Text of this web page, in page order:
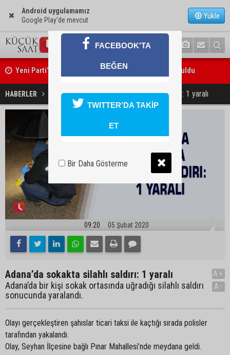
Android uygulamamız
Google Play'de mevcut
Yükle
Yeni Parti’nin Sarıçam ve Karataş teşkilatları oluşturuldu
HABERLER GÜNDEM Adana’da sokakta silahlı saldırı: 1 yaralı
09:20 05 Şubat 2020
Adana’da sokakta silahlı saldırı: 1 yaralı
Adana’da bir kişi sokak ortasında uğradığı silahlı saldırı
sonucunda yaralandı.
A+
A-
Olayı gerçekleştiren şahıslar ticari taksi ile kaçtığı sırada polisler
tarafından yakalandı.
Olay, Seyhan İlçesine bağlı Pınar Mahallesi’nde meydana geldi.
FACEBOOK'TA
BEĞEN
TWITTER'DA TAKİP
ET
Bir Daha Gösterme